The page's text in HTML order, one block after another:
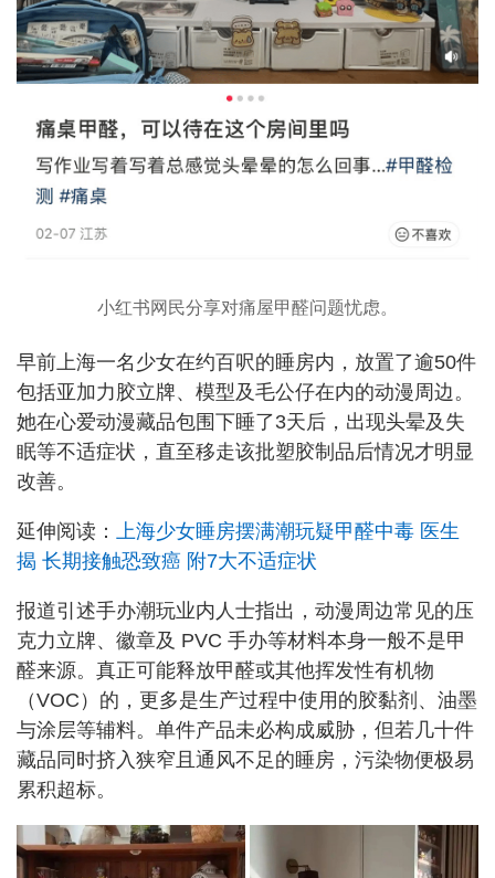
小红书网民分享对痛屋甲醛问题忧虑。
早前上海一名少女在约百呎的睡房内，放置了逾50件
包括亚加力胶立牌、模型及毛公仔在内的动漫周边。
她在心爱动漫藏品包围下睡了3天后，出现头晕及失
眠等不适症状，直至移走该批塑胶制品后情况才明显
改善。
延伸阅读： 上海少女睡房摆满潮玩疑甲醛中毒 医生
揭 长期接触恐致癌 附7大不适症状
报道引述手办潮玩业内人士指出，动漫周边常见的压
克力立牌、徽章及 PVC 手办等材料本身一般不是甲
醛来源。真正可能释放甲醛或其他挥发性有机物
（VOC）的，更多是生产过程中使用的胶黏剂、油墨
与涂层等辅料。单件产品未必构成威胁，但若几十件
藏品同时挤入狭窄且通风不足的睡房，污染物便极易
累积超标。